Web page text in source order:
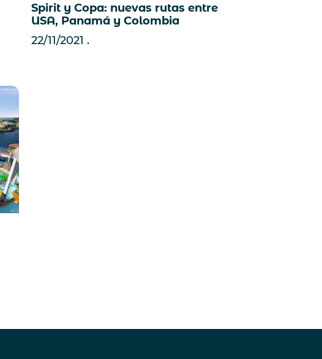
Spirit y Copa: nuevas rutas entre
USA, Panamá y Colombia
22/11/2021